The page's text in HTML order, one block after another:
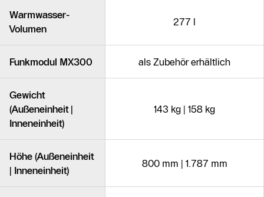
Warmwasser-
Volumen
277 l
Funkmodul MX300 als Zubehör erhältlich
Gewicht
(Außeneinheit |
Inneneinheit)
143 kg | 158 kg
Höhe (Außeneinheit
| Inneneinheit)
800 mm | 1.787 mm